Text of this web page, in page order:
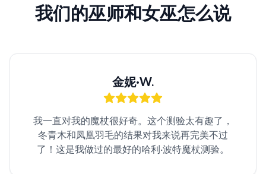
我们的巫师和女巫怎么说
金妮·W.
我一直对我的魔杖很好奇。这个测验太有趣了，
冬青木和凤凰羽毛的结果对我来说再完美不过
了！这是我做过的最好的哈利·波特魔杖测验。